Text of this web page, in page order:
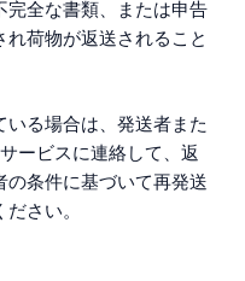
完全な書類、または申告
荷物が返送されること
る場合は、発送者また
ービスに連絡して、返
条件に基づいて再発送
さい。